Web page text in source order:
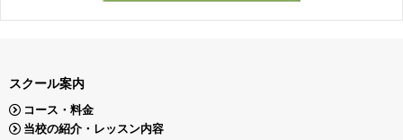
スクール案内
コース・料金
当校の紹介・レッスン内容